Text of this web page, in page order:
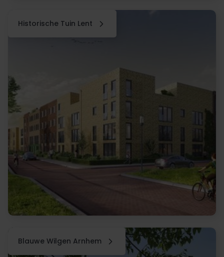
Historische Tuin Lent
Blauwe Wilgen Arnhem